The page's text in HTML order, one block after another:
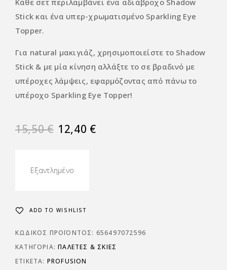
Κάθε σετ περιλαμβάνει ένα αδιάβροχο Shadow
Stick και ένα υπερ-χρωματισμένο Sparkling Eye
Topper.
Για natural μακιγιάζ, χρησιμοποιείστε το Shadow
Stick & με μία κίνηση αλλάξτε το σε βραδινό με
υπέροχες λάμψεις, εφαρμόζοντας από πάνω το
υπέροχο Sparkling Eye Topper!
15,50€ 12,40 €
Εξαντλημένο
ADD TO WISHLIST
ΚΩΔΙΚΌΣ ΠΡΟΪΌΝΤΟΣ: 656497072596
ΚΑΤΗΓΟΡΊΑ:ΠΑΛΈΤΕΣ & ΣΚΙΈΣ
ΕΤΙΚΈΤΑ: PROFUSION